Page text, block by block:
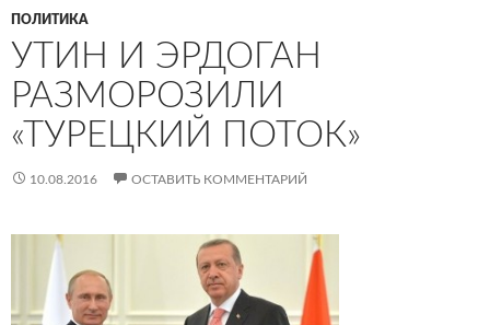
ПОЛИТИКА
УТИН И ЭРДОГАН
РАЗМОРОЗИЛИ
«ТУРЕЦКИЙ ПОТОК»
10.08.2016 ОСТАВИТЬ КОММЕНТАРИЙ